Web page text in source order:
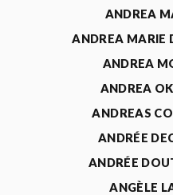
ANDREA
ANDREA MARIE
ANDREA
ANDREA
ANDREAS
ANDRÉE
ANDRÉE
ANGÈLE